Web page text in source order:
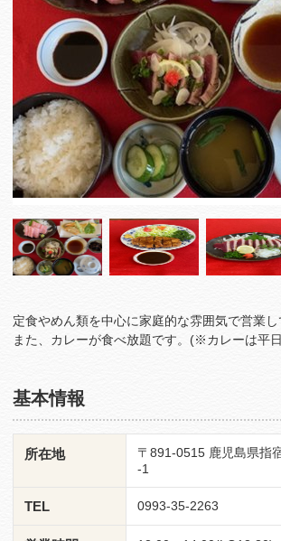
定食やめん類を中心に家庭的な雰囲気で営業し
また、カレーが食べ放題です。(※カレーは平
基本情報
所在地
〒891-0515 鹿児島県指
‐1
TEL 0993-35-2263